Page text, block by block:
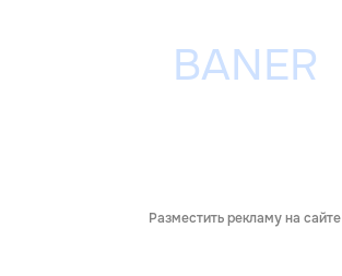
Разместить рекламу на сайте